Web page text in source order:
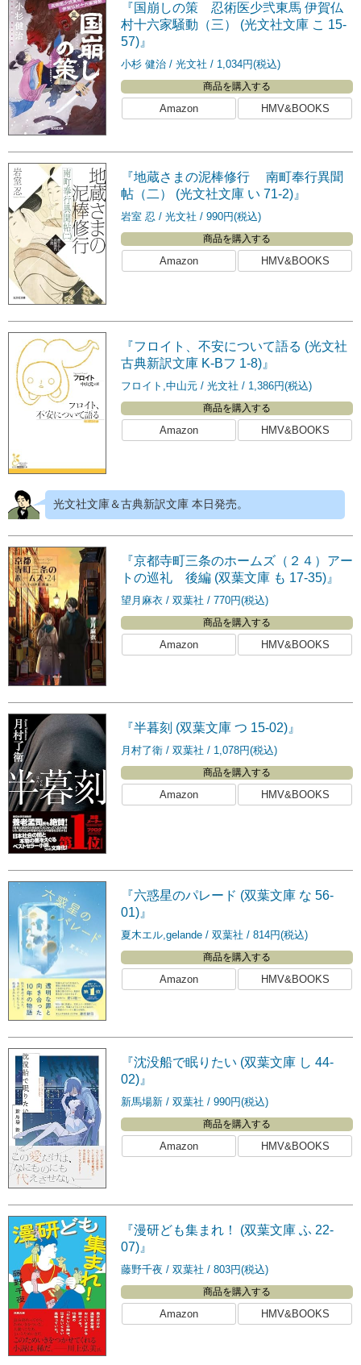
『国崩しの策 忍術医少弐東馬 伊賀仏
村十六家騒動（三） (光文社文庫 こ 15-
57)』
小杉 健治 光文社 1,034円(税込)
商品を購入する
Amazon HMV&BOOKS
『地蔵さまの泥棒修行 南町奉行異聞
帖（二） (光文社文庫 い 71-2)』
岩室 忍 光文社 990円(税込)
商品を購入する
Amazon HMV&BOOKS
『フロイト、不安について語る (光文社
古典新訳文庫 K-Bフ 1-8)』
フロイト,中山元 光文社 1,386円(税込)
商品を購入する
Amazon HMV&BOOKS
光文社文庫＆古典新訳文庫 本日発売。
『京都寺町三条のホームズ（２４）アー
トの巡礼 後編 (双葉文庫 も 17-35)』
望月麻衣 双葉社 770円(税込)
商品を購入する
Amazon HMV&BOOKS
『半暮刻 (双葉文庫 つ 15-02)』
月村了衛 双葉社 1,078円(税込)
商品を購入する
Amazon HMV&BOOKS
『六惑星のパレード (双葉文庫 な 56-
01)』
夏木エル,gelande 双葉社 814円(税込)
商品を購入する
Amazon HMV&BOOKS
『沈没船で眠りたい (双葉文庫 し 44-
02)』
新馬場新 双葉社 990円(税込)
商品を購入する
Amazon HMV&BOOKS
『漫研ども集まれ！ (双葉文庫 ふ 22-
07)』
藤野千夜 双葉社 803円(税込)
商品を購入する
Amazon HMV&BOOKS